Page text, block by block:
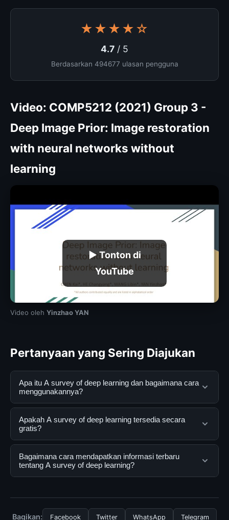
★★★★☆
4.7 / 5
Berdasarkan 494677 ulasan pengguna
Video: COMP5212 (2021) Group 3 -
Deep Image Prior: Image restoration
with neural networks without
learning
▶ Tonton di
YouTube
Video oleh Yinzhao YAN
Pertanyaan yang Sering Diajukan
Apa itu A survey of deep learning dan bagaimana cara
menggunakannya?
A survey of deep learning adalah layanan digital yang
dirancang untuk membantu pengguna mendapatkan
informasi lengkap dan terpercaya. Anda dapat
menggunakannya dengan mengunjungi situs resmi dan
mengikuti panduan yang tersedia.
Apakah A survey of deep learning tersedia secara
gratis?
Ya, A survey of deep learning dapat diakses secara
gratis oleh semua pengguna. Tidak ada biaya
tersembunyi atau langganan yang diperlukan untuk
Bagaimana cara mendapatkan informasi terbaru
tentang A survey of deep learning?
kami secara berkala. Kami selalu memperbarui konten
Bagikan: Facebook Twitter WhatsApp Telegram